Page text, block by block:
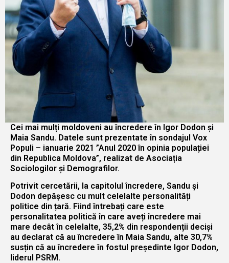
Cei mai mulți moldoveni au încredere în Igor Dodon și
Maia Sandu. Datele sunt prezentate în sondajul Vox
Populi – ianuarie 2021 ”Anul 2020 în opinia populației
din Republica Moldova”, realizat de Asociația
Sociologilor și Demografilor.
Potrivit cercetării, la capitolul încredere, Sandu și
Dodon depășesc cu mult celelalte personalități
politice din țară. Fiind întrebați care este
personalitatea politică în care aveți încredere mai
mare decât în celelalte, 35,2% din respondenții deciși
au declarat că au încredere în Maia Sandu, alte 30,7%
susțin că au încredere în fostul președinte Igor Dodon,
liderul PSRM.